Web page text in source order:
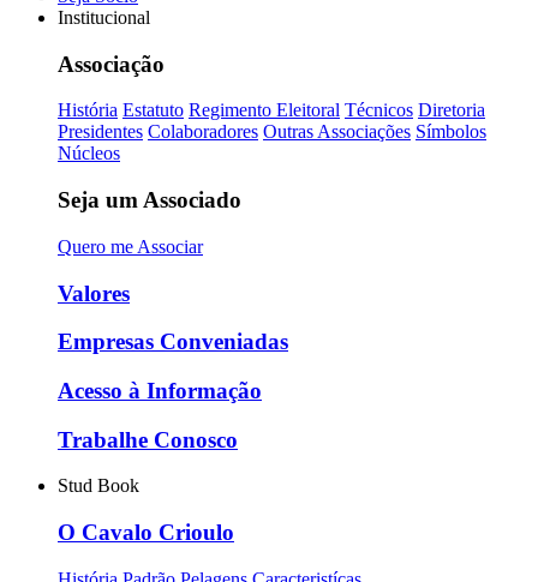
Institucional
Associação
História Estatuto Regimento Eleitoral Técnicos Diretoria
Presidentes Colaboradores Outras Associações Símbolos
Núcleos
Seja um Associado
Quero me Associar
Valores
Empresas Conveniadas
Acesso à Informação
Trabalhe Conosco
Stud Book
O Cavalo Crioulo